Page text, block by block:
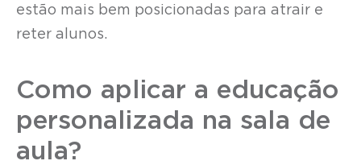
estão mais bem posicionadas para atrair e
reter alunos.
Como aplicar a educação
personalizada na sala de
aula?